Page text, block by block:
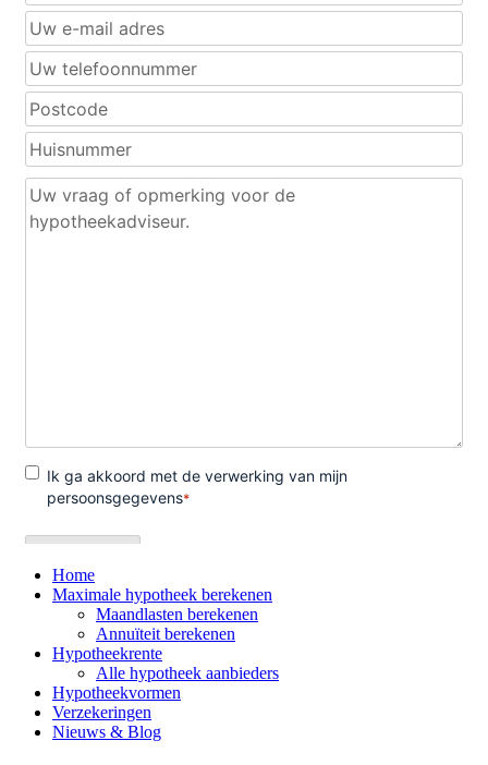
Home
Maximale hypotheek berekenen
Maandlasten berekenen
Annuïteit berekenen
Hypotheekrente
Alle hypotheek aanbieders
Hypotheekvormen
Verzekeringen
Nieuws & Blog